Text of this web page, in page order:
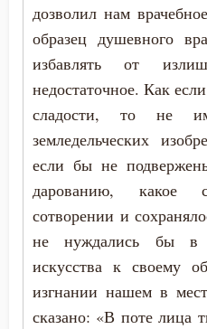
Воздержание
Война
Воля
Воля Божия
Воплощение
Воспитание
Врач
дозволил нам
образец душевного
избавлять от
недостаточное. Как
сладости, то не
земледельческих
если бы не
дарованию, какое
сотворении и
не нуждались бы в
искусства к своему
изгнании нашем в
сказано: «В поте лица